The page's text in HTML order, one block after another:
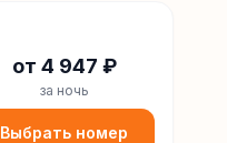
от 4 947 ₽
за ночь
Выбрать номер